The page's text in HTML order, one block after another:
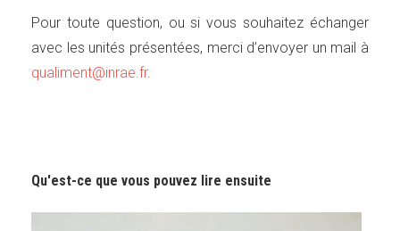
Pour toute question, ou si vous souhaitez échanger
avec les unités présentées, merci d’envoyer un mail à
qualiment@inrae.fr.
Qu'est-ce que vous pouvez lire ensuite